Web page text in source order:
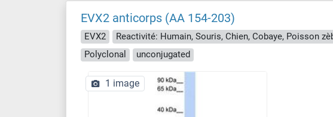
EVX2 anticorps (AA 154-203)
EVX2
Polyclonal
unconjugated
1 image